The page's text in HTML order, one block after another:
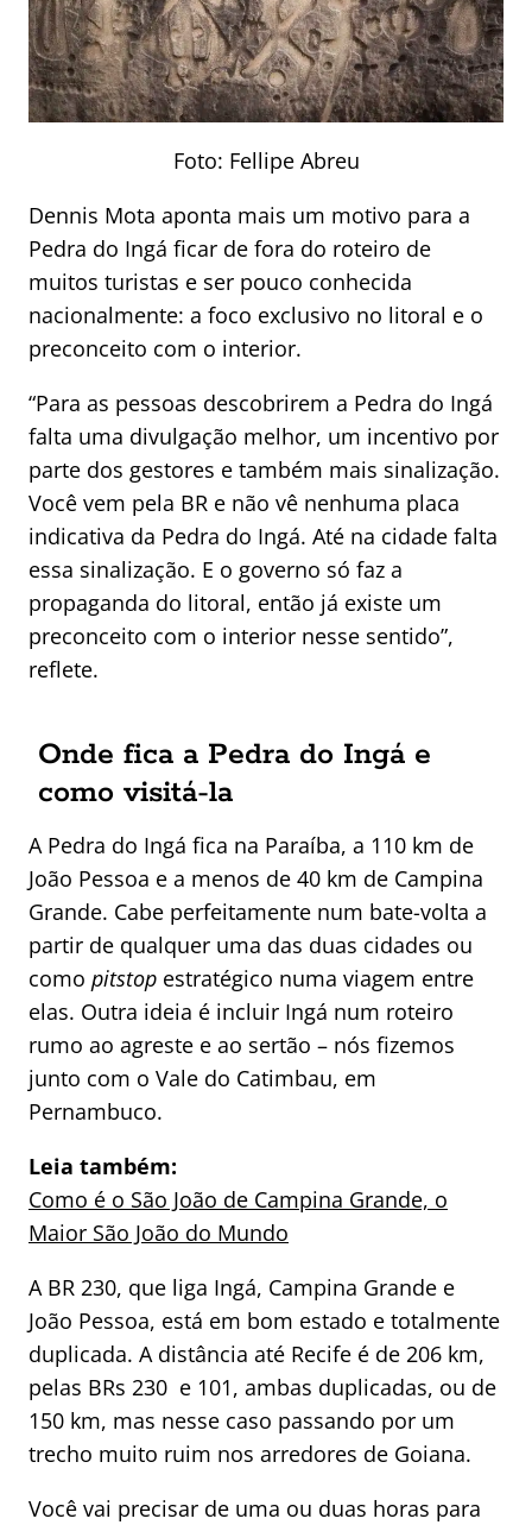
Foto: Fellipe Abreu
Dennis Mota aponta mais um motivo para a
Pedra do Ingá ficar de fora do roteiro de
muitos turistas e ser pouco conhecida
nacionalmente: a foco exclusivo no litoral e o
preconceito com o interior.
“Para as pessoas descobrirem a Pedra do Ingá
falta uma divulgação melhor, um incentivo por
parte dos gestores e também mais sinalização.
Você vem pela BR e não vê nenhuma placa
indicativa da Pedra do Ingá. Até na cidade falta
essa sinalização. E o governo só faz a
propaganda do litoral, então já existe um
preconceito com o interior nesse sentido”,
reflete.
Onde fica a Pedra do Ingá e
como visitá-la
A Pedra do Ingá fica na Paraíba, a 110 km de
João Pessoa e a menos de 40 km de Campina
Grande. Cabe perfeitamente num bate-volta a
partir de qualquer uma das duas cidades ou
como pitstop estratégico numa viagem entre
elas. Outra ideia é incluir Ingá num roteiro
rumo ao agreste e ao sertão – nós fizemos
junto com o Vale do Catimbau, em
Pernambuco.
Leia também:
Como é o São João de Campina Grande, o
Maior São João do Mundo
A BR 230, que liga Ingá, Campina Grande e
João Pessoa, está em bom estado e totalmente
duplicada. A distância até Recife é de 206 km,
pelas BRs 230 e 101, ambas duplicadas, ou de
150 km, mas nesse caso passando por um
trecho muito ruim nos arredores de Goiana.
Você vai precisar de uma ou duas horas para